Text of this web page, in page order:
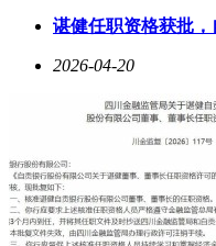
谌健任职资格获批
2026-04-20